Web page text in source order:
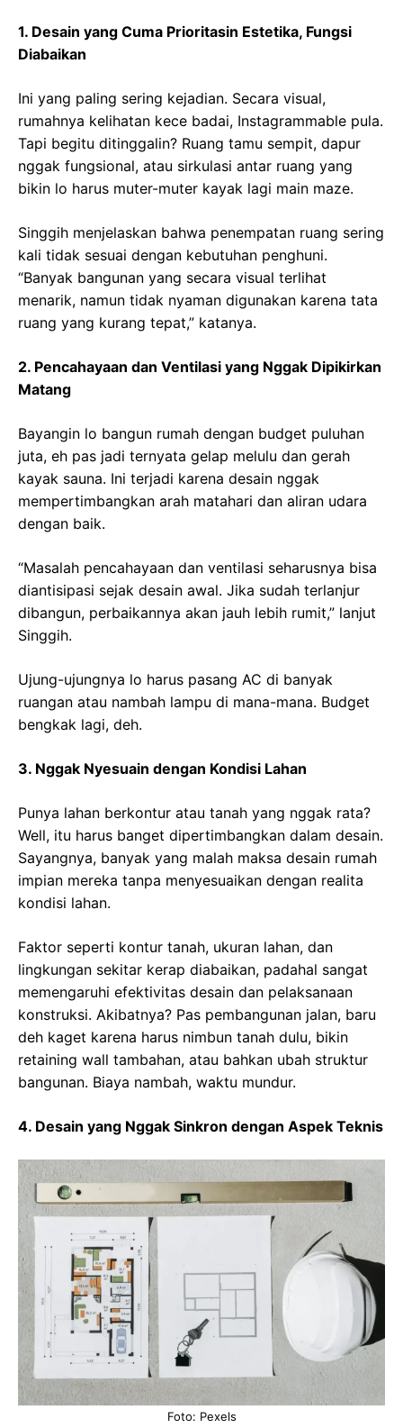
1. Desain yang Cuma Prioritasin Estetika, Fungsi
Diabaikan
Ini yang paling sering kejadian. Secara visual,
rumahnya kelihatan kece badai, Instagrammable pula.
Tapi begitu ditinggalin? Ruang tamu sempit, dapur
nggak fungsional, atau sirkulasi antar ruang yang
bikin lo harus muter-muter kayak lagi main maze.
Singgih menjelaskan bahwa penempatan ruang sering
kali tidak sesuai dengan kebutuhan penghuni.
“Banyak bangunan yang secara visual terlihat
menarik, namun tidak nyaman digunakan karena tata
ruang yang kurang tepat,” katanya.
2. Pencahayaan dan Ventilasi yang Nggak Dipikirkan
Matang
Bayangin lo bangun rumah dengan budget puluhan
juta, eh pas jadi ternyata gelap melulu dan gerah
kayak sauna. Ini terjadi karena desain nggak
mempertimbangkan arah matahari dan aliran udara
dengan baik.
“Masalah pencahayaan dan ventilasi seharusnya bisa
diantisipasi sejak desain awal. Jika sudah terlanjur
dibangun, perbaikannya akan jauh lebih rumit,” lanjut
Singgih.
Ujung-ujungnya lo harus pasang AC di banyak
ruangan atau nambah lampu di mana-mana. Budget
bengkak lagi, deh.
3. Nggak Nyesuain dengan Kondisi Lahan
Punya lahan berkontur atau tanah yang nggak rata?
Well, itu harus banget dipertimbangkan dalam desain.
Sayangnya, banyak yang malah maksa desain rumah
impian mereka tanpa menyesuaikan dengan realita
kondisi lahan.
Faktor seperti kontur tanah, ukuran lahan, dan
lingkungan sekitar kerap diabaikan, padahal sangat
memengaruhi efektivitas desain dan pelaksanaan
konstruksi. Akibatnya? Pas pembangunan jalan, baru
deh kaget karena harus nimbun tanah dulu, bikin
retaining wall tambahan, atau bahkan ubah struktur
bangunan. Biaya nambah, waktu mundur.
4. Desain yang Nggak Sinkron dengan Aspek Teknis
Foto: Pexels